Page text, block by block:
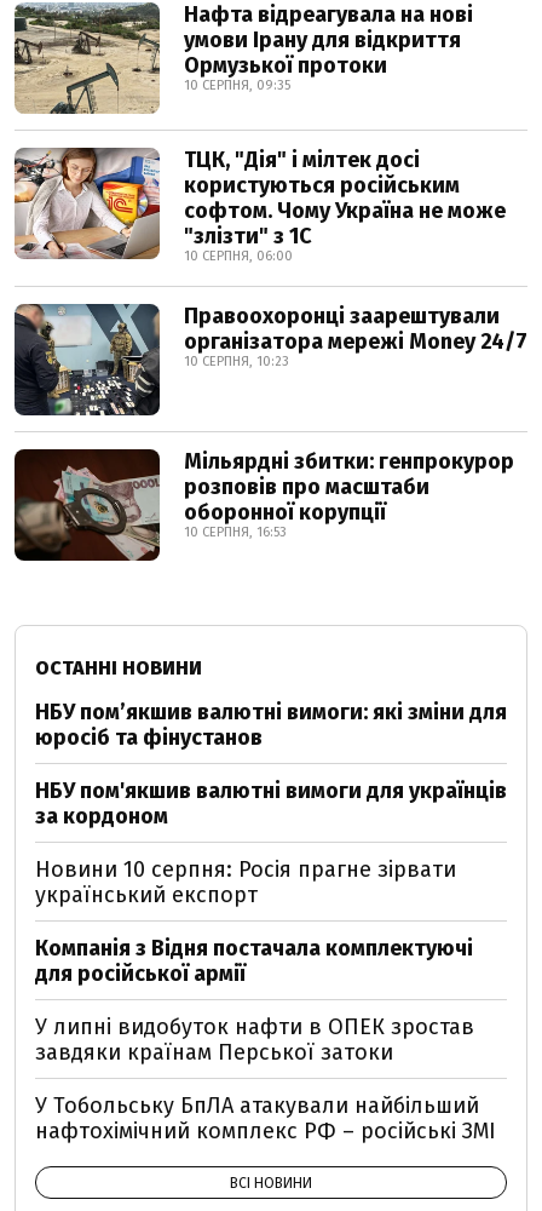
Нафта відреагувала на нові
умови Ірану для відкриття
Ормузької протоки
10 СЕРПНЯ, 09:35
ТЦК, "Дія" і мілтек досі
користуються російським
софтом. Чому Україна не може
"злізти" з 1С
10 СЕРПНЯ, 06:00
Правоохоронці заарештували
організатора мережі Money 24/7
10 СЕРПНЯ, 10:23
Мільярдні збитки: генпрокурор
розповів про масштаби
оборонної корупції
10 СЕРПНЯ, 16:53
ОСТАННІ НОВИНИ
НБУ пом’якшив валютні вимоги: які зміни для
юросіб та фінустанов
НБУ пом'якшив валютні вимоги для українців
за кордоном
Новини 10 серпня: Росія прагне зірвати
український експорт
Компанія з Відня постачала комплектуючі
для російської армії
У липні видобуток нафти в ОПЕК зростав
завдяки країнам Перської затоки
У Тобольську БпЛА атакували найбільший
нафтохімічний комплекс РФ – російські ЗМІ
ВСІ НОВИНИ